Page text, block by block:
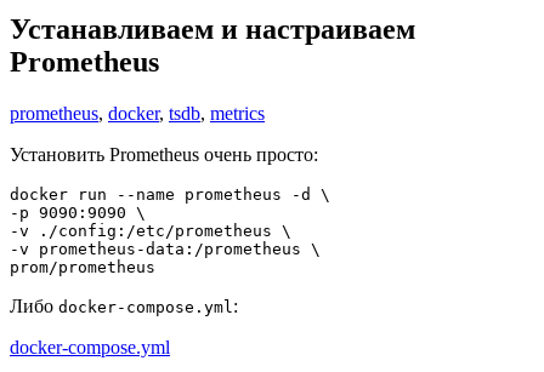
Устанавливаем и настраиваем
Prometheus
prometheus, docker, tsdb, metrics
Установить Prometheus очень просто:
docker run --name prometheus -d
-p 9090 : 9090
-v . /config: /etc /
-v prometheus-data: /prometheus \
prom/prometheus
Либо docker-compose.yml :
docker-compose.yml